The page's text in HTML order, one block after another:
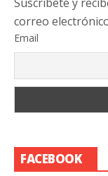
correo
Email
FACEBOOK